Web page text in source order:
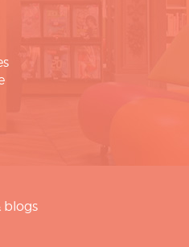
blogs